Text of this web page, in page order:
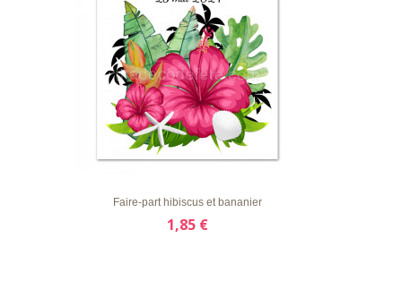
APERÇU RAPIDE
Faire-part hibiscus et bananier
1,85 €